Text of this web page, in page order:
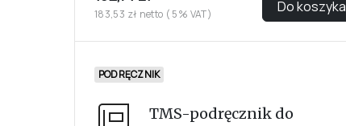
183,53 zł netto ( 5% VAT) Do koszyka
PODRĘCZNIK
TMS-podręcznik do